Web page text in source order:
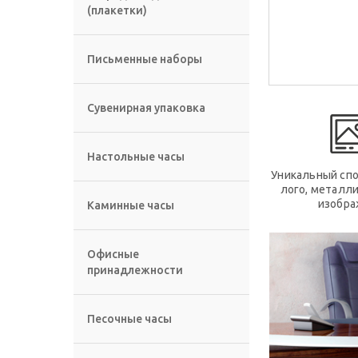
(плакетки)
Письменные наборы
Сувенирная упаковка
Настольные часы
Каминные часы
Офисные
принадлежности
Песочные часы
Уникальный
лого,